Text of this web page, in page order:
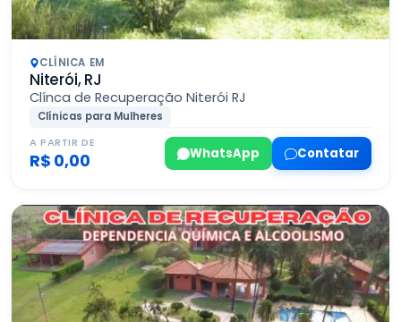
CLÍNICA EM
Niterói, RJ
Clínca de Recuperação Niterói RJ
Clínicas para Mulheres
A PARTIR DE
R$ 0,00 WhatsApp Contatar